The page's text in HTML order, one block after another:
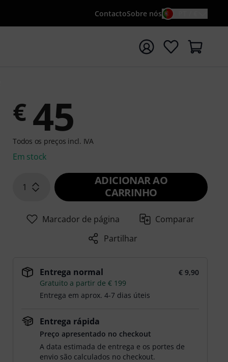
ContactoSobre nós
pesquisa com o termo de pesquisa {searchTerm}
€ 45
Todos os preços incl. IVA
Em stock
1
ADICIONAR AO
CARRINHO
Marcador de página
Comparar
Partilhar
Entrega normal
€ 9,90
Gratuito a partir de € 199
Entrega em aprox. 4-7 dias úteis
Entrega rápida
Preço apresentado no checkout
A data estimada de entrega e os portes de
envio são calculados no checkout.